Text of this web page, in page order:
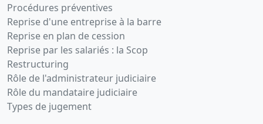
Procédures préventives
Reprise d'une entreprise à la barre
Reprise en plan de cession
Reprise par les salariés : la Scop
Restructuring
Rôle de l'administrateur judiciaire
Rôle du mandataire judiciaire
Types de jugement